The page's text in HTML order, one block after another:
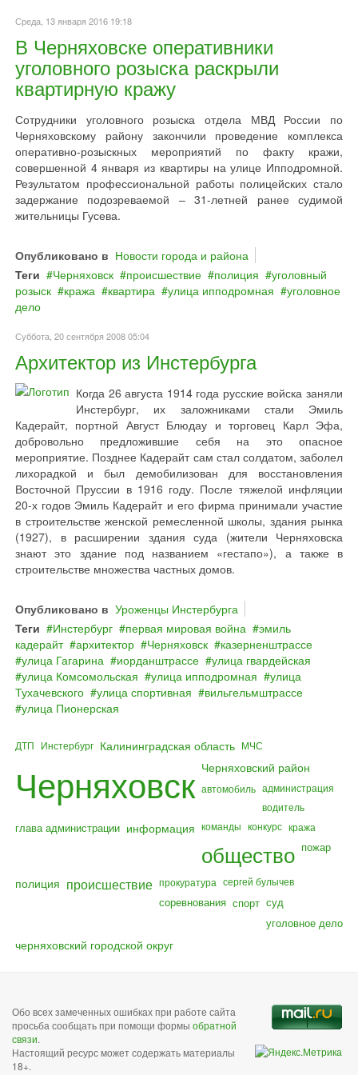
Среда, 13 января 2016 19:18
В Черняховске оперативники
уголовного розыска раскрыли
квартирную кражу
Сотрудники уголовного розыска отдела МВД России по
Черняховскому району закончили проведение комплекса
оперативно-розыскных мероприятий по факту кражи,
совершенной 4 января из квартиры на улице Ипподромной.
Результатом профессиональной работы полицейских стало
задержание подозреваемой – 31-летней ранее судимой
жительницы Гусева.
Опубликовано в Новости города и района
Теги
Черняховск происшествие полиция
уголовный
розыск
кража квартира улица ипподромная
уголовное
дело
Суббота, 20 сентября 2008 05:04
Архитектор из Инстербурга
Когда 26 августа 1914 года русские войска заняли
Инстербург, их заложниками стали Эмиль
Кадерайт, портной Август Блюдау и торговец Карл Эфа,
добровольно предложившие себя на это опасное
мероприятие. Позднее Кадерайт сам стал солдатом, заболел
лихорадкой и был демобилизован для восстановления
Восточной Пруссии в 1916 году. После тяжелой инфляции
20-х годов Эмиль Кадерайт и его фирма принимали участие
в строительстве женской ремесленной школы, здания рынка
(1927), в расширении здания суда (жители Черняховска
знают это здание под названием «гестапо»), а также в
строительстве множества частных домов.
Опубликовано в Уроженцы Инстербурга
Теги
Инстербург первая мировая война
эмиль
кадерайт
архитектор Черняховск
казерненштрассе
улица Гагарина
иорданштрассе
улица гвардейская
улица Комсомольская
улица ипподромная
улица
Тухачевского
улица спортивная
вильгельмштрассе
улица Пионерская
ДТП Инстербург Калининградская область МЧС
Черняховск Черняховский район
автомобиль администрация
водитель
глава администрации информация команды конкурс кража
общество пожар
полиция происшествие прокуратура сергей булычев
соревнования спорт суд
уголовное дело
черняховский городской округ
Обо всех замеченных ошибках при работе сайта
просьба сообщать при помощи формы обратной
связи.
Настоящий ресурс может содержать материалы
18+.